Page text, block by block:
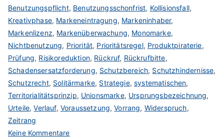
Benutzungspflicht, Benutzungsschonfrist, Kollisionsfall,
Kreativphase, Markeneintragung, Markeninhaber,
Markenlizenz, Markenüberwachung, Monomarke,
Nichtbenutzung, Priorität, Prioritätsregel, Produktpiraterie,
Prüfung, Risikoreduktion, Rückruf, Rückrufbitte,
Schadensersatzforderung, Schutzbereich, Schutzhindernisse,
Schutzrecht, Solitärmarke, Strategie,systematischen,
Territorialitätsprinzip, Unionsmarke, Ursprungsbezeichnung,
Urteile,Verlauf, Voraussetzung,Vorrang, Widerspruch,
Zeitrang
Keine Kommentarezu